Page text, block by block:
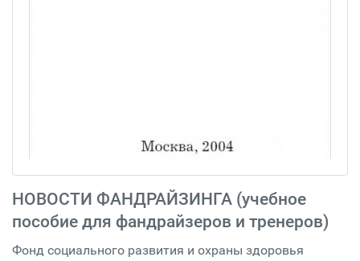
НОВОСТИ ФАНДРАЙЗИНГА (учебное
пособие для фандрайзеров и тренеров)
Фонд социального развития и охраны здоровья